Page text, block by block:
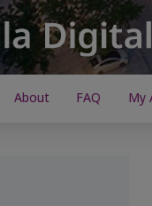
About FAQ My